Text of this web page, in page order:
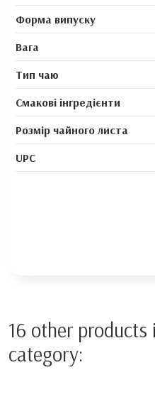
Форма випуску
Вага
Тип чаю
Смакові інгредієнти
Розмір чайного листа
UPC
16 other products
category: